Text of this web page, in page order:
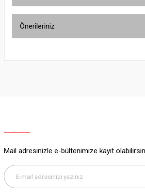
Önerileriniz
yetersiz gördüğünüz noktaları öneri formunu
Bu ürüne benzer farklı alternatifler olmalı.
Mail adresinizle e-bültenimize kayıt